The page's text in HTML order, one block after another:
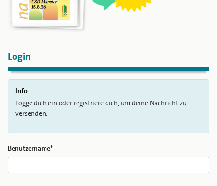
Login
Info
Logge dich ein oder registriere dich, um deine Nachricht zu
versenden.
Benutzername*